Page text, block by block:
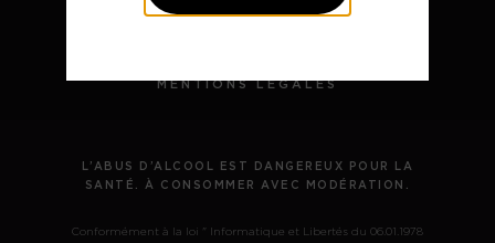
CONTACT PRESSE
MENTIONS LÉGALES
L’ABUS D’ALCOOL EST DANGEREUX POUR LA
SANTÉ. À CONSOMMER AVEC MODÉRATION.
Conformément à la loi " Informatique et Libertés du 06.01.1978